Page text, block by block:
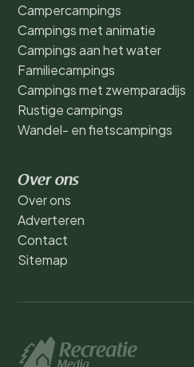
Campercampings
Campings met animatie
Campings aan het water
Familiecampings
Campings met zwemparadijs
Rustige campings
Wandel- en fietscampings
Over ons
Over ons
Adverteren
Contact
Sitemap